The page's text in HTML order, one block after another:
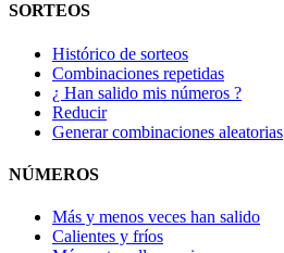
SORTEOS
Histórico de sorteos
Combinaciones repetidas
¿ Han salido mis números ?
Reducir
Generar combinaciones aleatorias
NÚMEROS
Más y menos veces han salido
Calientes y fríos